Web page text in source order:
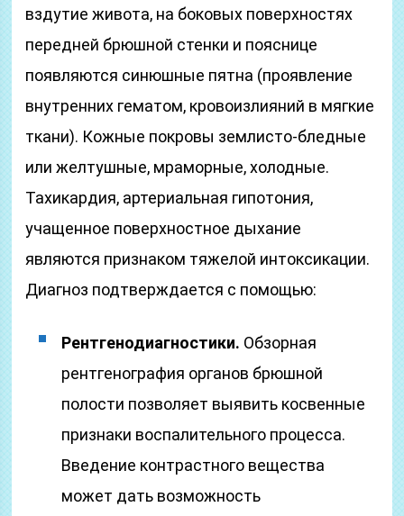
вздутие живота, на боковых поверхностях
передней брюшной стенки и пояснице
появляются синюшные пятна (проявление
внутренних гематом, кровоизлияний в мягкие
ткани). Кожные покровы землисто-бледные
или желтушные, мраморные, холодные.
Тахикардия, артериальная гипотония,
учащенное поверхностное дыхание
являются признаком тяжелой интоксикации.
Диагноз подтверждается с помощью:
Рентгенодиагностики. Обзорная
рентгенография органов брюшной
полости позволяет выявить косвенные
признаки воспалительного процесса.
Введение контрастного вещества
может дать возможность